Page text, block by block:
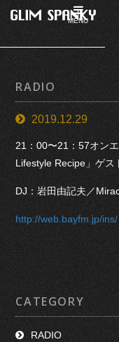
MENU
RADIO
2019.12.29
21：00〜21：57オン
Lifestyle Recipe」ゲス
DJ：岩田由記夫／
http://web.bayfm.jp/ins/
CATEGORY
RADIO